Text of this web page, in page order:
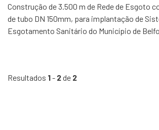
Construção de 3.500 m de Rede de Esgoto
de tubo DN 150mm, para implantação de
Esgotamento Sanitário do Município de
Resultados 1- 2de 2